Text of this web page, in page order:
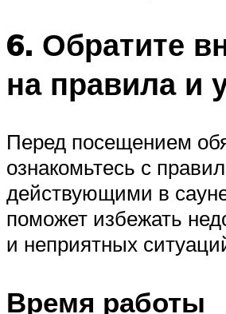
6. Обратите
на правила и
Перед посещением
ознакомьтесь с
действующими в
поможет избежать
и неприятных
Время работы